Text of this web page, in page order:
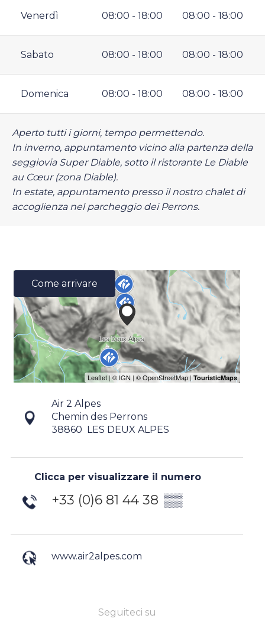
Venerdì 08:00 - 18:00 08:00 - 18:00
Sabato 08:00 - 18:00 08:00 - 18:00
Domenica 08:00 - 18:00 08:00 - 18:00
Aperto tutti i giorni, tempo permettendo.
In inverno, appuntamento vicino alla partenza della
seggiovia Super Diable, sotto il ristorante Le Diable
au Cœur (zona Diable).
In estate, appuntamento presso il nostro chalet di
accoglienza nel parcheggio dei Perrons.
Come arrivare
Air 2 Alpes
Chemin des Perrons
38860
LES DEUX ALPES
Clicca per visualizzare il numero
+33 (0)6 81 44 38 ▒▒
www.air2alpes.com
Seguiteci su